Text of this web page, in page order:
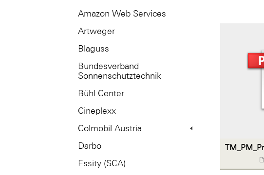
Amazon Web Services
Artweger
Blaguss
Bundesverband
Sonnenschutztechnik
Bühl Center
Cineplexx
Colmobil Austria
Darbo
Essity (SCA)